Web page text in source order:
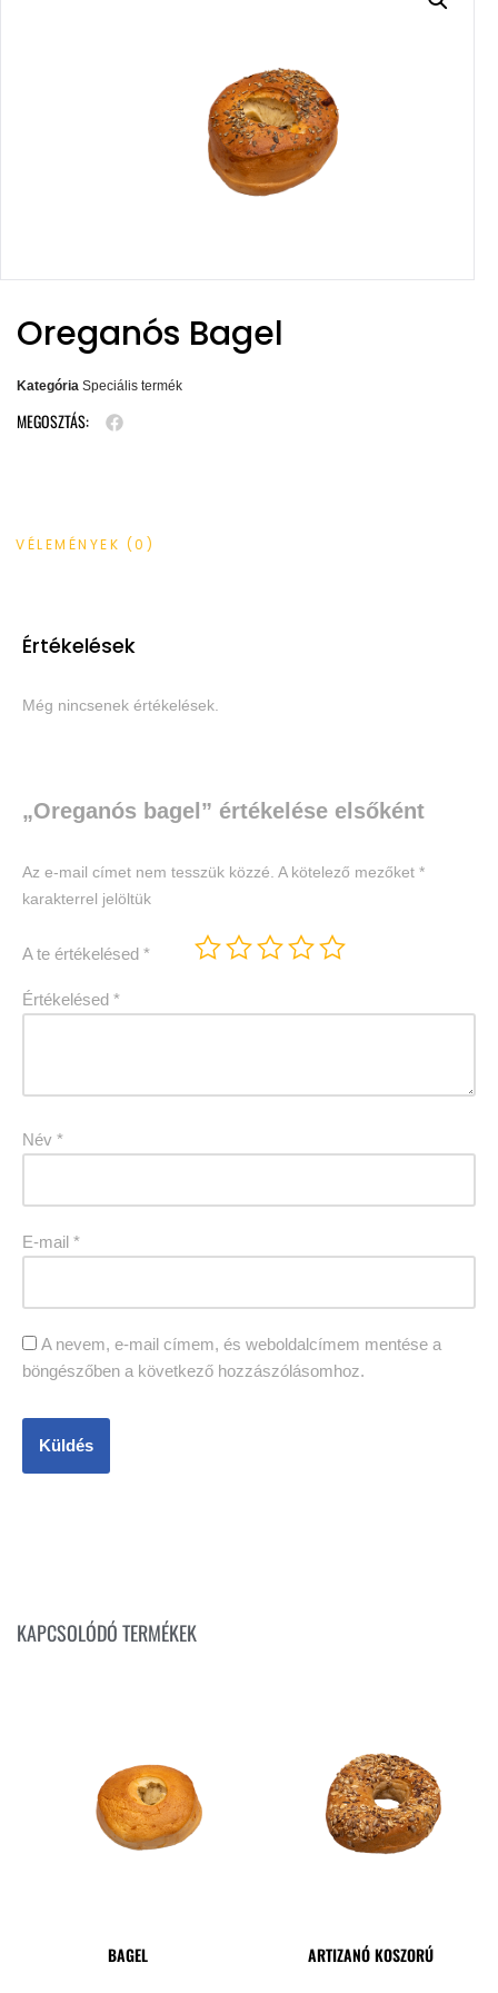
Oreganós Bagel
Kategória Speciális termék
MEGOSZTÁS:
VÉLEMÉNYEK (0)
Értékelések
Még nincsenek értékelések.
„Oreganós bagel” értékelése elsőként
Az e-mail címet nem tesszük közzé. A kötelező mezőket *
karakterrel jelöltük
A te értékelésed *
Értékelésed *
Név *
E-mail *
A nevem, e-mail címem, és weboldalcímem mentése a
böngészőben a következő hozzászólásomhoz.
KAPCSOLÓDÓ TERMÉKEK
BAGEL ARTIZANÓ KOSZORÚ